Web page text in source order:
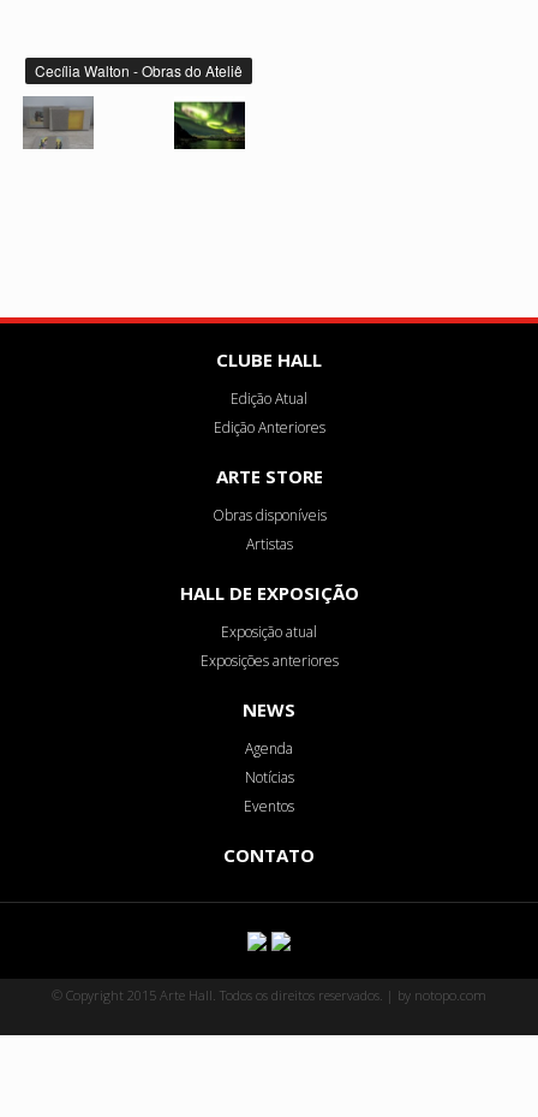
Cecília Walton - Obras do Ateliê
CLUBE HALL
Edição Atual
Edição Anteriores
ARTE STORE
Obras disponíveis
Artistas
HALL DE EXPOSIÇÃO
Exposição atual
Exposições anteriores
NEWS
Agenda
Notícias
Eventos
CONTATO
© Copyright 2015 Arte Hall. Todos os direitos reservados. | by notopo.com